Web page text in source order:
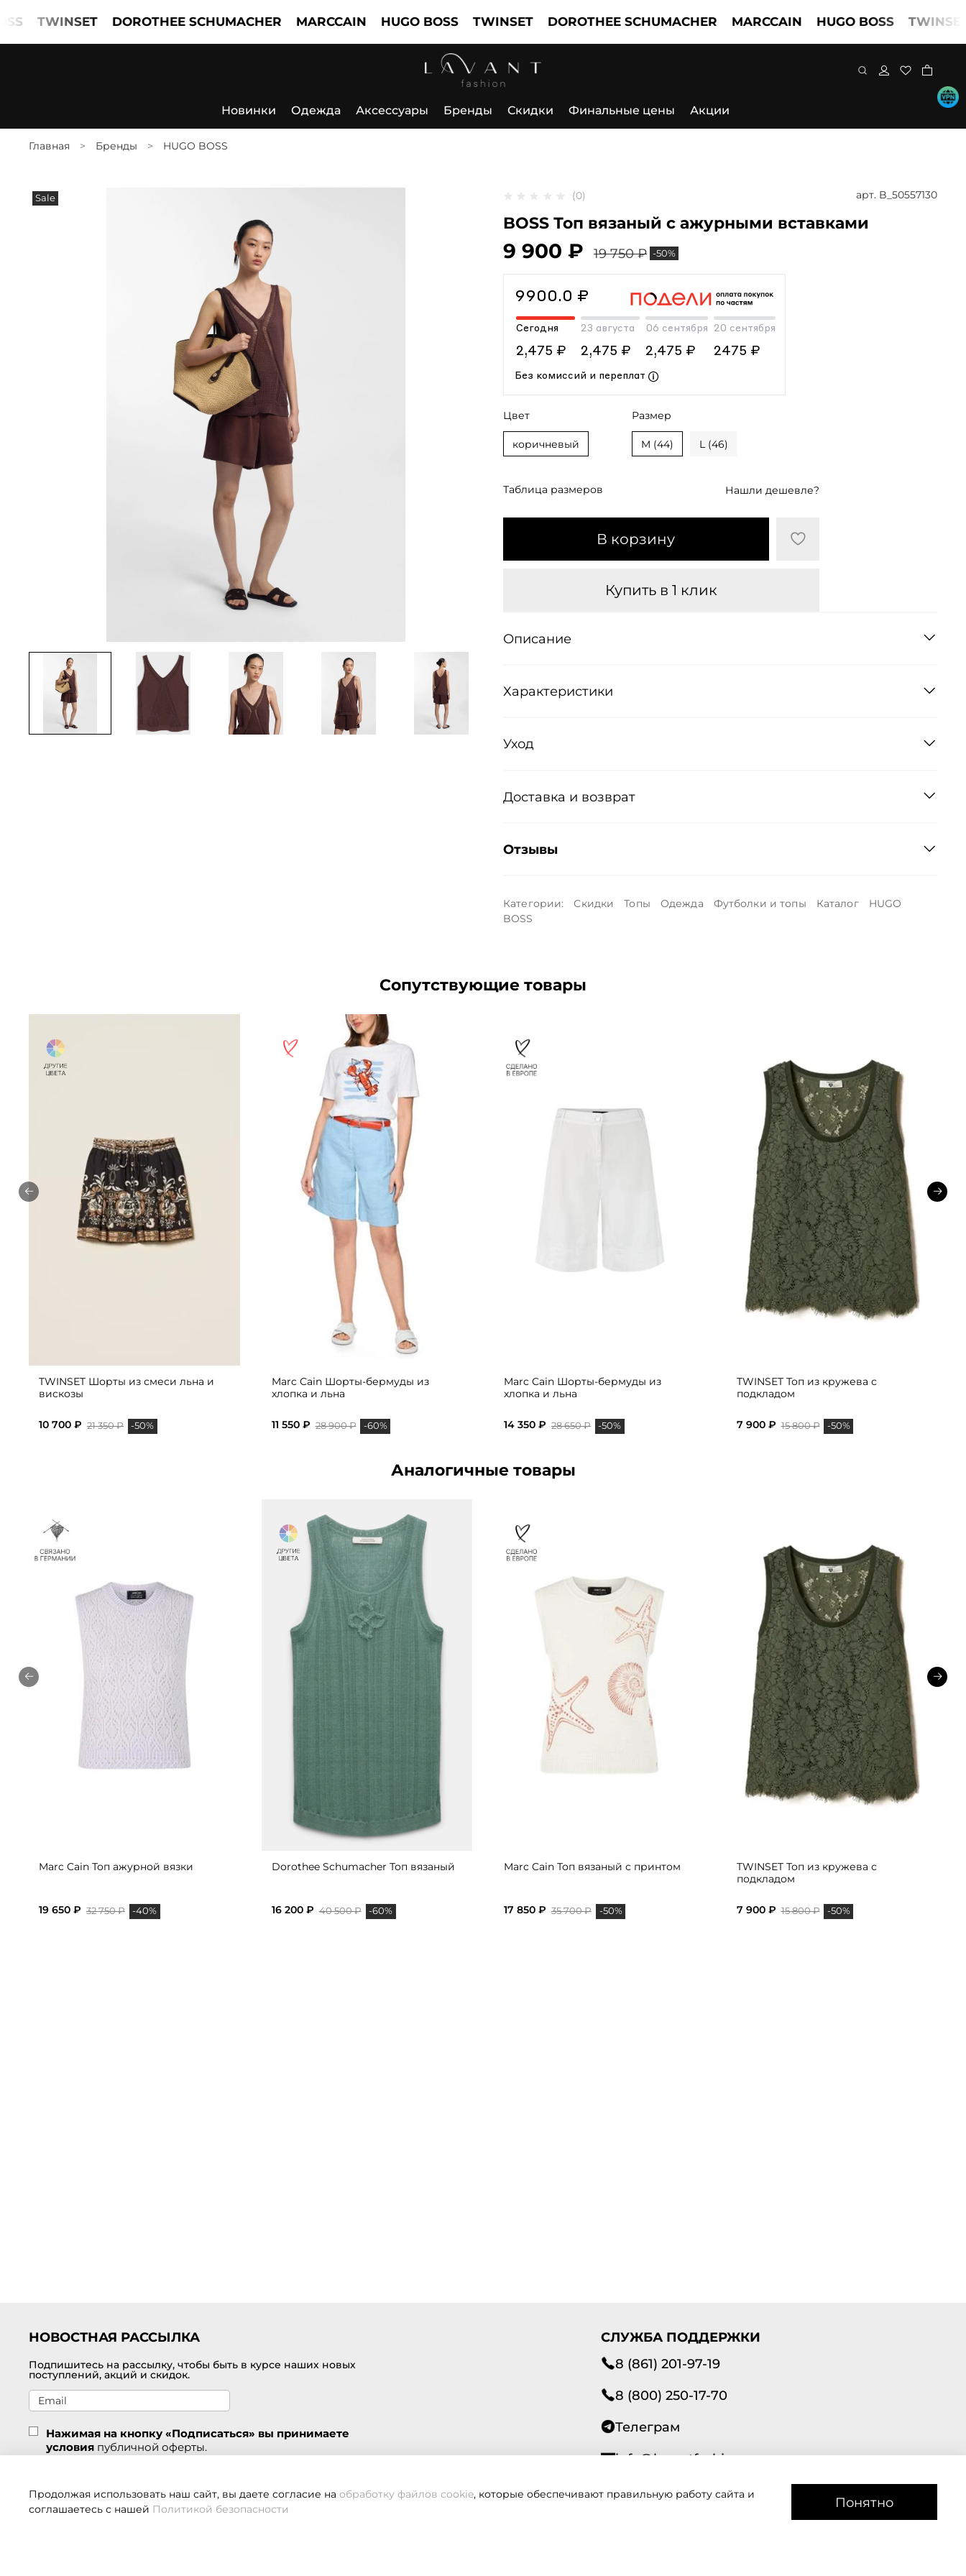
DOROTHEE SCHUMACHER MARCCAIN HUGO BOSS TWINSET DOROTHEE SCHUMACHER MARCCAIN HUGO BOSS TWINSET
Новинки Одежда Аксессуары Бренды Скидки Финальные цены Акции
Главная Бренды HUGO BOSS
Sale (0) арт. B_50557130
BOSS Топ вязаный с ажурными вставками
9 900 ₽ 19 750 ₽ -50%
9900.0 ₽
Сегодня
2,475 ₽
23 августа
2,475 ₽
06 сентября
2,475 ₽
20 сентября
2475 ₽
Без комиссий и переплат
Таблица размеров Нашли дешевле?
В корзину
Купить в 1 клик
Цвет
коричневый
Размер
M (44) L (46)
Описание
Характеристики
Уход
Доставка и возврат
Отзывы
Категории: Скидки Топы Одежда Футболки и топы Каталог
HUGO
BOSS
Сопутствующие товары
TWINSET Шорты из смеси льна и
вискозы
10 700 ₽ 21 350 ₽ -50%
Marc Cain Шорты-бермуды из
хлопка и льна
11 550 ₽ 28 900 ₽ -60%
Marc Cain Шорты-бермуды из
хлопка и льна
14 350 ₽ 28 650 ₽ -50%
TWINSET Топ из кружева с
подкладом
7 900 ₽ 15 800 ₽ -50%
Аналогичные товары
Marc Cain Топ ажурной вязки
19 650 ₽ 32 750 ₽ -40%
Dorothee Schumacher Топ вязаный
16 200 ₽ 40 500 ₽ -60%
Marc Cain Топ вязаный с принтом
17 850 ₽ 35 700 ₽ -50%
TWINSET Топ из кружева с
подкладом
7 900 ₽ 15 800 ₽ -50%
НОВОСТНАЯ РАССЫЛКА
Подпишитесь на рассылку, чтобы быть в курсе наших новых
поступлений, акций и скидок.
Нажимая на кнопку «Подписаться» вы принимаете
условия публичной оферты.
СЛУЖБА ПОДДЕРЖКИ
8 (861) 201-97-19
8 (800) 250-17-70
Телеграм
info@lavantfashion.ru
Всегда рады помочь!
Продолжая использовать наш сайт, вы даете согласие на обработку файлов cookie, которые обеспечивают правильную работу сайта и
соглашаетесь с нашей Политикой безопасности Понятно